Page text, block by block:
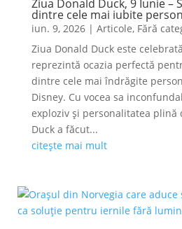
Ziua Donald Duck, 9 Iunie –
dintre cele mai iubite
iun. 9, 2026| Articole, Fără
Ziua Donald Duck este
reprezintă ocazia perfectă
dintre cele mai îndrăgite
Disney. Cu vocea sa
exploziv și personalitatea plină
Duck a făcut...
citește mai mult